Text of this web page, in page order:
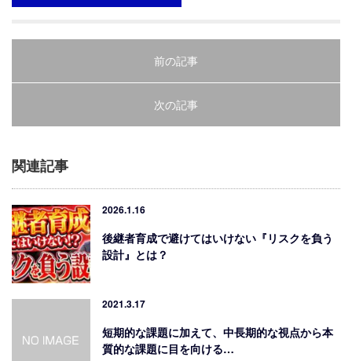
前の記事
次の記事
関連記事
2026.1.16
後継者育成で避けてはいけない『リスクを負う
設計』とは？
2021.3.17
短期的な課題に加えて、中長期的な視点から本
質的な課題に目を向ける…